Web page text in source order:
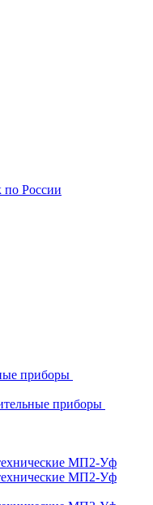
по России
приборы
приборы
МП2-Уф
МП2-Уф